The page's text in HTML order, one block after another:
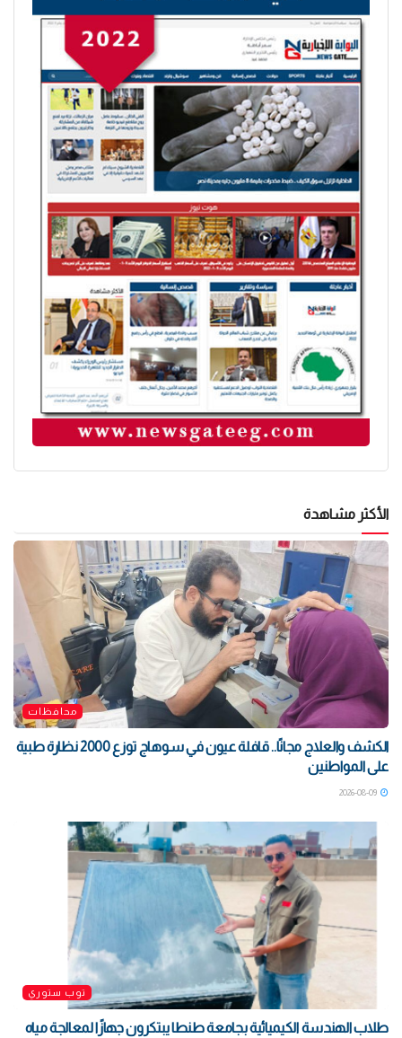
الأكثر مشاهدة
محافظات
الكشف والعلاج مجانًا.. قافلة عيون في سوهاج توزع 2000 نظارة طبية
على المواطنين
توب ستوري
طلاب الهندسة الكيميائية بجامعة طنطا يبتكرون جهازًا لمعالجة مياه